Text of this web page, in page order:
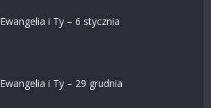
Ewangelia i Ty – 6 stycznia
Ewangelia i Ty – 29 grudnia